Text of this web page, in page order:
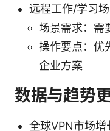
远程工作/学习
场景需求：需
操作要点：优
企业方案
数据与趋势
全球VPN市场